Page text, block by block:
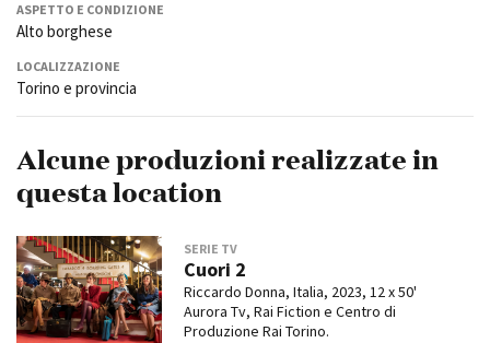
ASPETTO E CONDIZIONE
Alto borghese
LOCALIZZAZIONE
Torino e provincia
Alcune produzioni realizzate in
questa location
SERIE TV
Cuori 2
Riccardo Donna, Italia, 2023, 12 x 50'
Aurora Tv, Rai Fiction e Centro di
Produzione Rai Torino.